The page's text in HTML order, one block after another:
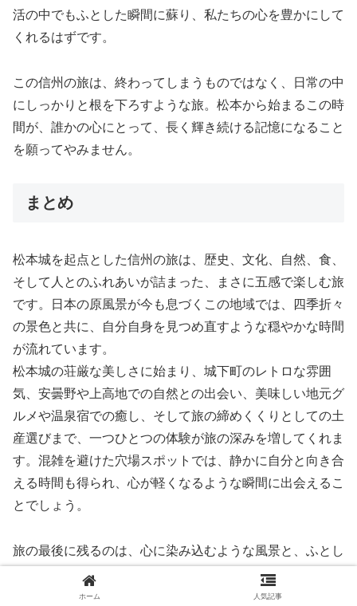
活の中でもふとした瞬間に蘇り、私たちの心を豊かにして
くれるはずです。
この信州の旅は、終わってしまうものではなく、日常の中
にしっかりと根を下ろすような旅。松本から始まるこの時
間が、誰かの心にとって、長く輝き続ける記憶になること
を願ってやみません。
まとめ
松本城を起点とした信州の旅は、歴史、文化、自然、食、
そして人とのふれあいが詰まった、まさに五感で楽しむ旅
です。日本の原風景が今も息づくこの地域では、四季折々
の景色と共に、自分自身を見つめ直すような穏やかな時間
が流れています。
松本城の荘厳な美しさに始まり、城下町のレトロな雰囲
気、安曇野や上高地での自然との出会い、美味しい地元グ
ルメや温泉宿での癒し、そして旅の締めくくりとしての土
産選びまで、一つひとつの体験が旅の深みを増してくれま
す。混雑を避けた穴場スポットでは、静かに自分と向き合
える時間も得られ、心が軽くなるような瞬間に出会えるこ
とでしょう。
旅の最後に残るのは、心に染み込むような風景と、ふとし
た瞬間に蘇る温かな記憶。松本から始まる信州の旅は、た
だの観光ではなく、人生のひとときを彩る体験として、き
ホーム 人気記事